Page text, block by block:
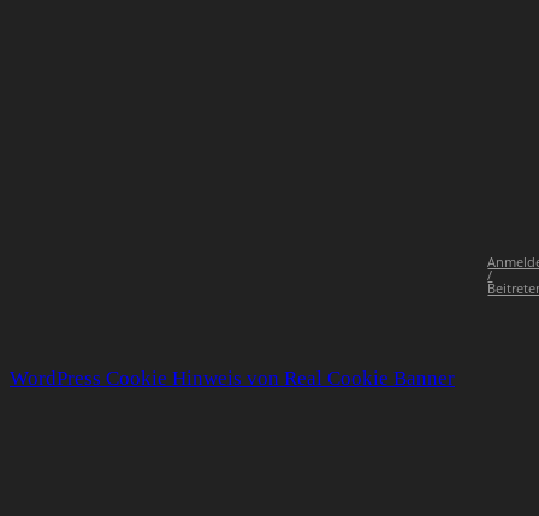
/
WordPress Cookie Hinweis von Real Cookie Banner